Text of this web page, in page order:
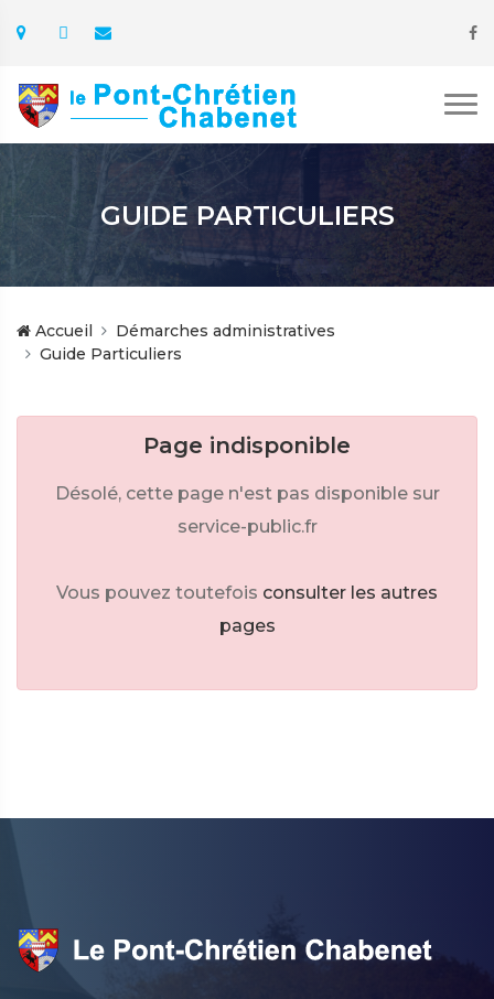
GUIDE PARTICULIERS
Accueil
Démarches administratives
Guide Particuliers
Page indisponible
Désolé, cette page n'est pas disponible sur
service-public.fr
Vous pouvez toutefois consulter les autres
pages